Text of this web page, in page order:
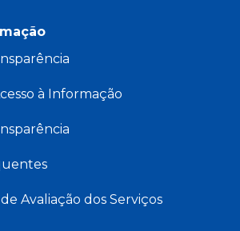
à Informação
Avaliação dos Serviços